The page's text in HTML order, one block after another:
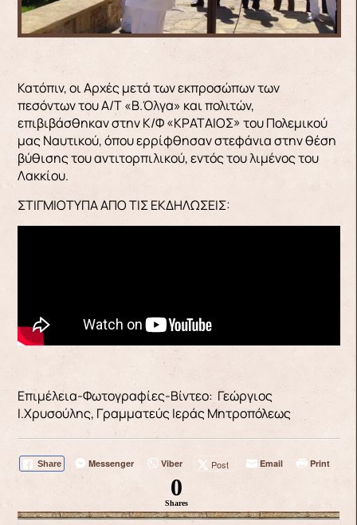
Κατόπιν, οι Αρχές μετά των εκπροσώπων των
πεσόντων του Α/Τ «Β.Όλγα» και πολιτών,
επιβιβάσθηκαν στην Κ/Φ «ΚΡΑΤΑΙΟΣ» του Πολεμικού
μας Ναυτικού, όπου ερρίφθησαν στεφάνια στην θέση
βύθισης του αντιτορπιλικού, εντός του λιμένος του
Λακκίου.
ΣΤΙΓΜΙΟΤΥΠΑ ΑΠΟ ΤΙΣ ΕΚΔΗΛΩΣΕΙΣ:
Επιμέλεια-Φωτογραφίες-Βίντεο: Γεώργιος
Ι.Χρυσούλης, Γραμματεύς Ιεράς Μητροπόλεως
Share Messenger Viber Post Email Print
0
Shares